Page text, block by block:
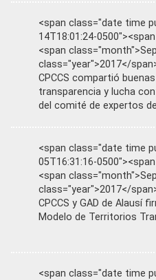
<span class="date time
14T18:01:24-
<span
class="year">2017</
CPCCS compartió
transparencia y lucha
del comité de expertos
<span class="date time
05T16:31:16-
<span
class="year">2017</
CPCCS y GAD de Alausí
Modelo de Territorios
<span class="date time